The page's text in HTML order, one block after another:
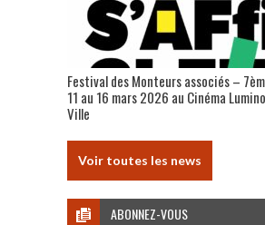
Festival des Monteurs associés –
11 au 16 mars 2026 au Cinéma
Ville
Voir toutes les news
ABONNEZ-VOUS